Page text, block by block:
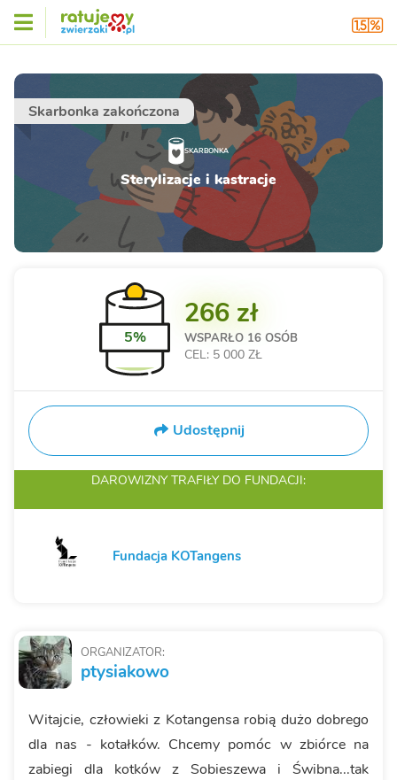
Skarbonka zakończona
SKARBONKA
Sterylizacje i kastracje
ORGANIZATOR:
ptysiakowo
Witajcie, człowieki z Kotangensa robią dużo dobrego
dla nas - kotałków. Chcemy pomóc w zbiórce na
zabiegi dla kotków z Sobieszewa i Świbna...tak
5%
266 zł
WSPARŁO 16 OSÓB
CEL: 5 000 ZŁ
Udostępnij
DAROWIZNY TRAFIŁY DO FUNDACJI:
Fundacja KOTangens